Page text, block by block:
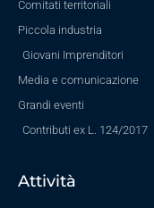
Comitati territoriali
Piccola industria
Giovani Imprenditori
Media e comunicazione
Grandi eventi
Contributi ex L. 124/2017
Attività